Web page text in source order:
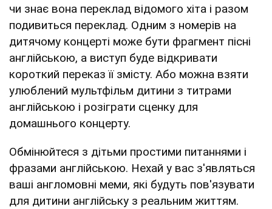
чи знає вона переклад відомого хіта і разом
подивиться переклад. Одним з номерів на
дитячому концерті може бути фрагмент пісні
англійською, а виступ буде відкривати
короткий переказ її змісту. Або можна взяти
улюблений мультфільм дитини з титрами
англійською і розіграти сценку для
домашнього концерту.
Обмінюйтеся з дітьми простими питаннями і
фразами англійською. Нехай у вас з'являться
ваші англомовні меми, які будуть пов'язувати
для дитини англійську з реальним життям.